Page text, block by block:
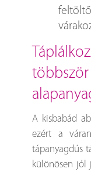
táplálkozz tudatosan –
A kisbabád
ezért a
tápanyagdús
különösen jól